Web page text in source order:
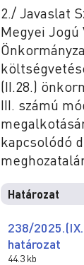
2./ Javaslat
Megyei Jogú
(II.28.)
III. számú
kapcsolódó
Határozat
238/
határozat
44.3 kb